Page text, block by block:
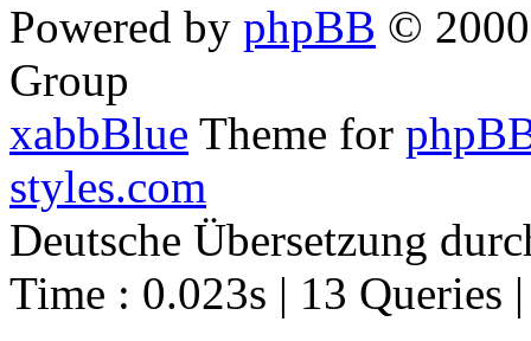
Powered by phpBB ©
Group
xabbBlue Theme for
styles.com
Deutsche Übersetzung
Time : 0.023s | 13 Queries